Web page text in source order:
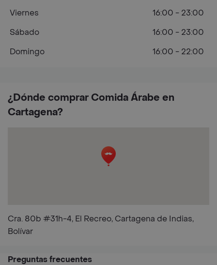
¿Dónde comprar Comida Árabe en
Cartagena?
Cra. 80b #31h-4, El Recreo, Cartagena de Indias,
Bolívar
Viernes
16:00 - 23:00
Sábado
16:00 - 23:00
Domingo
16:00 - 22:00
Preguntas frecuentes